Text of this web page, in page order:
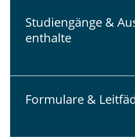
Stu­di­en­gän­ge &
ent­hal­te
For­mu­la­re &